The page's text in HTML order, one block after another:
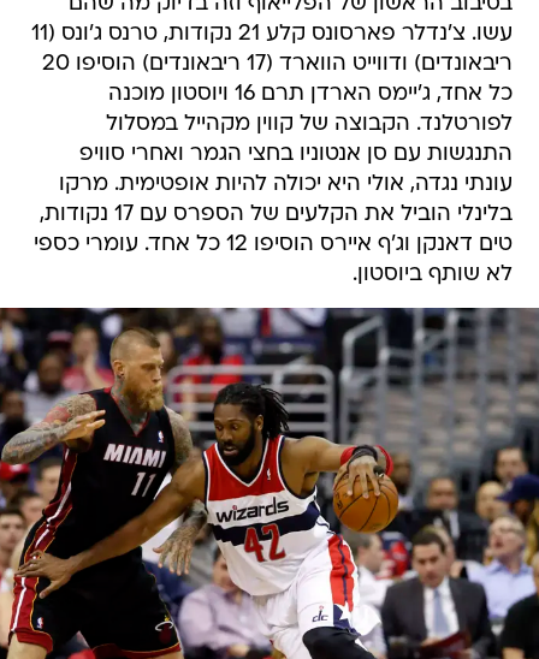
עשו. צ'נדלר פארסונס קלע 21 נקודות, טרנס ג'ונס (11
ריבאונדים) ודווייט הווארד (17 ריבאונדים) הוסיפו 20
כל אחד, ג'יימס הארדן תרם 16 ויוסטון מוכנה
לפורטלנד. הקבוצה של קווין מקהייל במסלול
התנגשות עם סן אנטוניו בחצי הגמר ואחרי סוויפ
עונתי נגדה, אולי היא יכולה להיות אופטימית. מרקו
בלינלי הוביל את הקלעים של הספרס עם 17 נקודות,
טים דאנקן וג'ף איירס הוסיפו 12 כל אחד. עומרי כספי
לא שותף ביוסטון.